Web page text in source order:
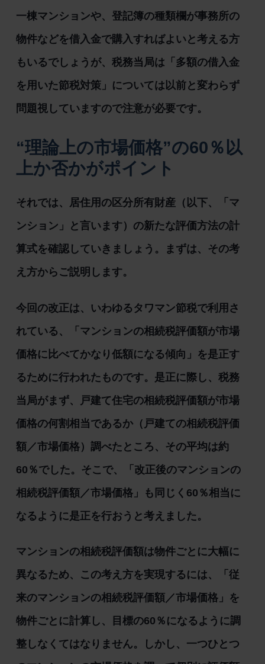
一棟マンションや、登記簿の種類欄が事務所の
物件などを借入金で購入すればよいと考える方
もいるでしょうが、税務当局は「多額の借入金
を用いた節税対策」については以前と変わらず
問題視していますので注意が必要です。
“理論上の市場価格”の60％以
上か否かがポイント
それでは、居住用の区分所有財産（以下、「マ
ンション」と言います）の新たな評価方法の計
算式を確認していきましょう。まずは、その考
え方からご説明します。
今回の改正は、いわゆるタワマン節税で利用さ
れている、「マンションの相続税評価額が市場
価格に比べてかなり低額になる傾向」を是正す
るために行われたものです。是正に際し、税務
当局がまず、戸建て住宅の相続税評価額が市場
価格の何割相当であるか（戸建ての相続税評価
額／市場価格）調べたところ、その平均は約
60％でした。そこで、「改正後のマンションの
相続税評価額／市場価格」も同じく60％相当に
なるように是正を行おうと考えました。
マンションの相続税評価額は物件ごとに大幅に
異なるため、この考え方を実現するには、「従
来のマンションの相続税評価額／市場価格」を
物件ごとに計算し、目標の60％になるように調
整しなくてはなりません。しかし、一つひとつ